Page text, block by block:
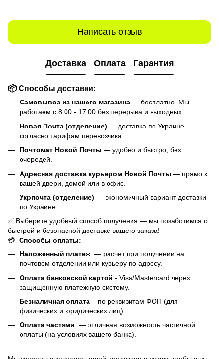
Написать отзыв
Доставка Оплата Гарантия
📦 Способы доставки:
Самовывоз из нашего магазина — бесплатно. Мы
работаем с 8.00 - 17.00 без перерыва и выходных.
Новая Почта (отделение) — доставка по Украине
согласно тарифам перевозчика.
Почтомат Новой Почты — удобно и быстро, без
очередей.
Адресная доставка курьером Новой Почты — прямо к
вашей двери, домой или в офис.
Укрпочта (отделение) — экономичный вариант доставки
по Украине.
✅ Выберите удобный способ получения — мы позаботимся о
быстрой и безопасной доставке вашего заказа!
💳 Способы оплаты:
Наложенный платеж — расчет при получении на
почтовом отделении или курьеру по адресу.
Оплата банковской картой - Visa/Mastercard через
защищенную платежную систему.
Безналичная оплата – по реквизитам ФОП (для
физических и юридических лиц).
Оплата частями — отличная возможность частичной
оплаты (на условиях вашего банка).